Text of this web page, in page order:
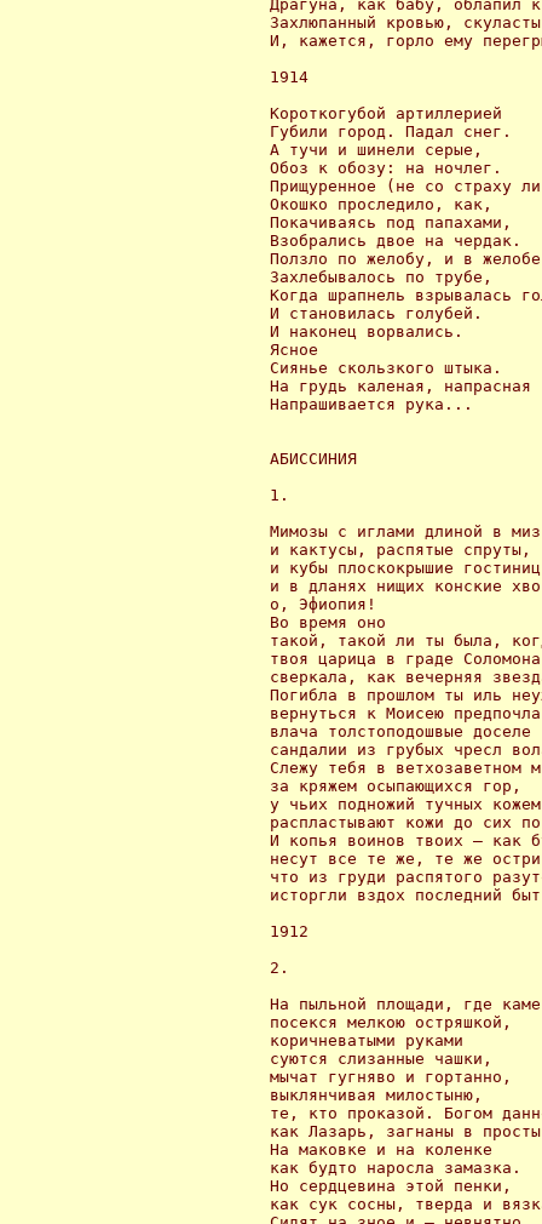
Драгуна, как бабу, облапил
Захлюпанный кровью,
И, кажется, горло ему
1914
Короткогубой артиллерией
Губили город. Падал снег.
А тучи и шинели серые,
Обоз к обозу: на ночлег.
Прищуренное (не со страху
Окошко проследило, как,
Покачиваясь под папахами,
Взобрались двое на чердак.
Ползло по желобу, и в желобе
Захлебывалось по трубе,
Когда шрапнель взрывалась
И становилась голубей.
И наконец ворвались.
Ясное
Сиянье скользкого штыка.
На грудь каленая, напрасная
Напрашивается рука...
АБИССИНИЯ
1.
Мимозы с иглами длиной в
и кактусы, распятые спруты,
и кубы плоскокрышие
и в дланях нищих конские
о, Эфиопия!
Во время оно
такой, такой ли ты была,
твоя царица в граде Соломона
сверкала, как вечерняя
Погибла в прошлом ты иль
вернуться к Моисею
влача толстоподошвые доселе
сандалии из грубых чресл
Слежу тебя в ветхозаветном
за кряжем осыпающихся гор,
у чьих подножий тучных
распластывают кожи до сих
И копья воинов твоих — как
несут все те же, те же
что из груди распятого
исторгли вздох последний
1912
2.
На пыльной площади, где
посекся мелкою остряшкой,
коричневатыми руками
суются слизанные чашки,
мычат гугняво и гортанно,
выклянчивая милостыню,
те, кто проказой. Богом
как Лазарь, загнаны в
На маковке и на коленке
как будто наросла замазка.
Но сердцевина этой пенки,
как сук сосны, тверда и